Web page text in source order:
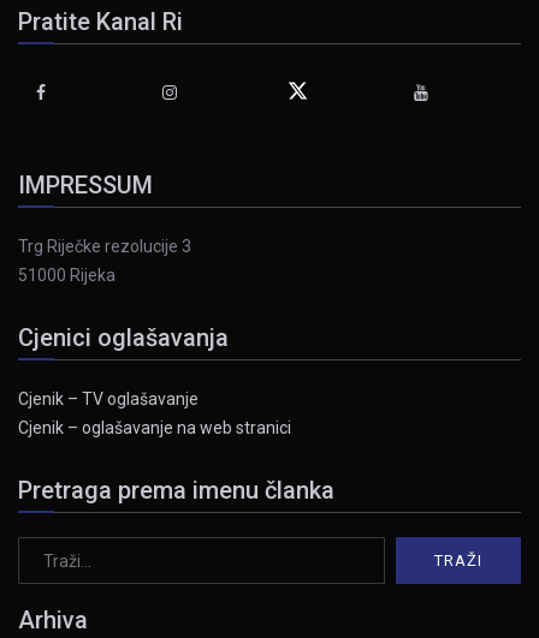
Pratite Kanal Ri
IMPRESSUM
Trg Riječke rezolucije 3
51000 Rijeka
Cjenici oglašavanja
Cjenik – TV oglašavanje
Cjenik – oglašavanje na web stranici
Pretraga prema imenu članka
Arhiva